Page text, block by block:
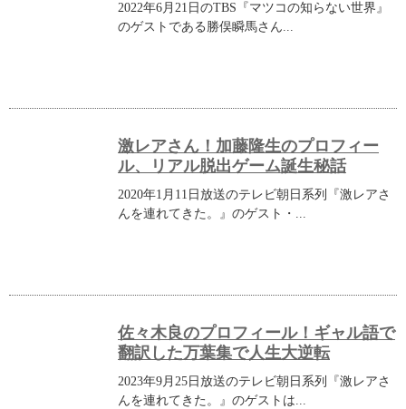
2022年6月21日のTBS『マツコの知らない世界』
のゲストである勝俣瞬馬さん...
激レアさん！加藤隆生のプロフィー
ル、リアル脱出ゲーム誕生秘話
2020年1月11日放送のテレビ朝日系列『激レアさ
んを連れてきた。』のゲスト・...
佐々木良のプロフィール！ギャル語で
翻訳した万葉集で人生大逆転
2023年9月25日放送のテレビ朝日系列『激レアさ
んを連れてきた。』のゲストは...